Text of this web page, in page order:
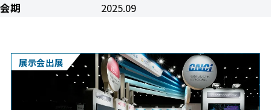
会期 2025.09
展示会出展